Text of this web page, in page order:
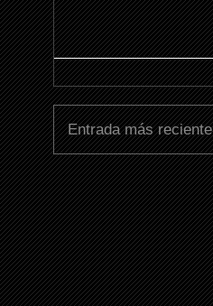
Entrada más reciente